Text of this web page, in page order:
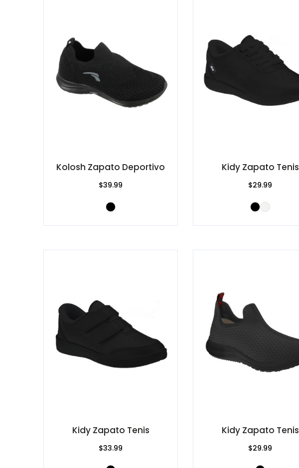
Kolosh Zapato Deportivo
$39.99
Kidy Zapato Tenis
$29.99
Kidy Zapato Tenis
$33.99
Kidy Zapato Tenis
$29.99